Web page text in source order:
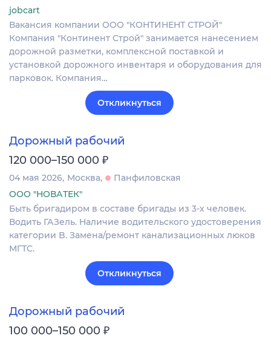
jobcart
Вакансия компании ООО "КОНТИНЕНТ СТРОЙ"
Компания "Континент Строй" занимается нанесением
дорожной разметки, комплексной поставкой и
установкой дорожного инвентаря и оборудования для
парковок. Компания…
Откликнуться
Дорожный рабочий
120 000–150 000 ₽
04 мая 2026 Москва
Панфиловская
ООО "НОВАТЕК"
Быть бригадиром в составе бригады из 3-х человек.
Водить ГАЗель. Наличие водительского удостоверения
категории B. Замена/ремонт канализационных люков
МГТС.
Откликнуться
Дорожный рабочий
100 000–150 000 ₽